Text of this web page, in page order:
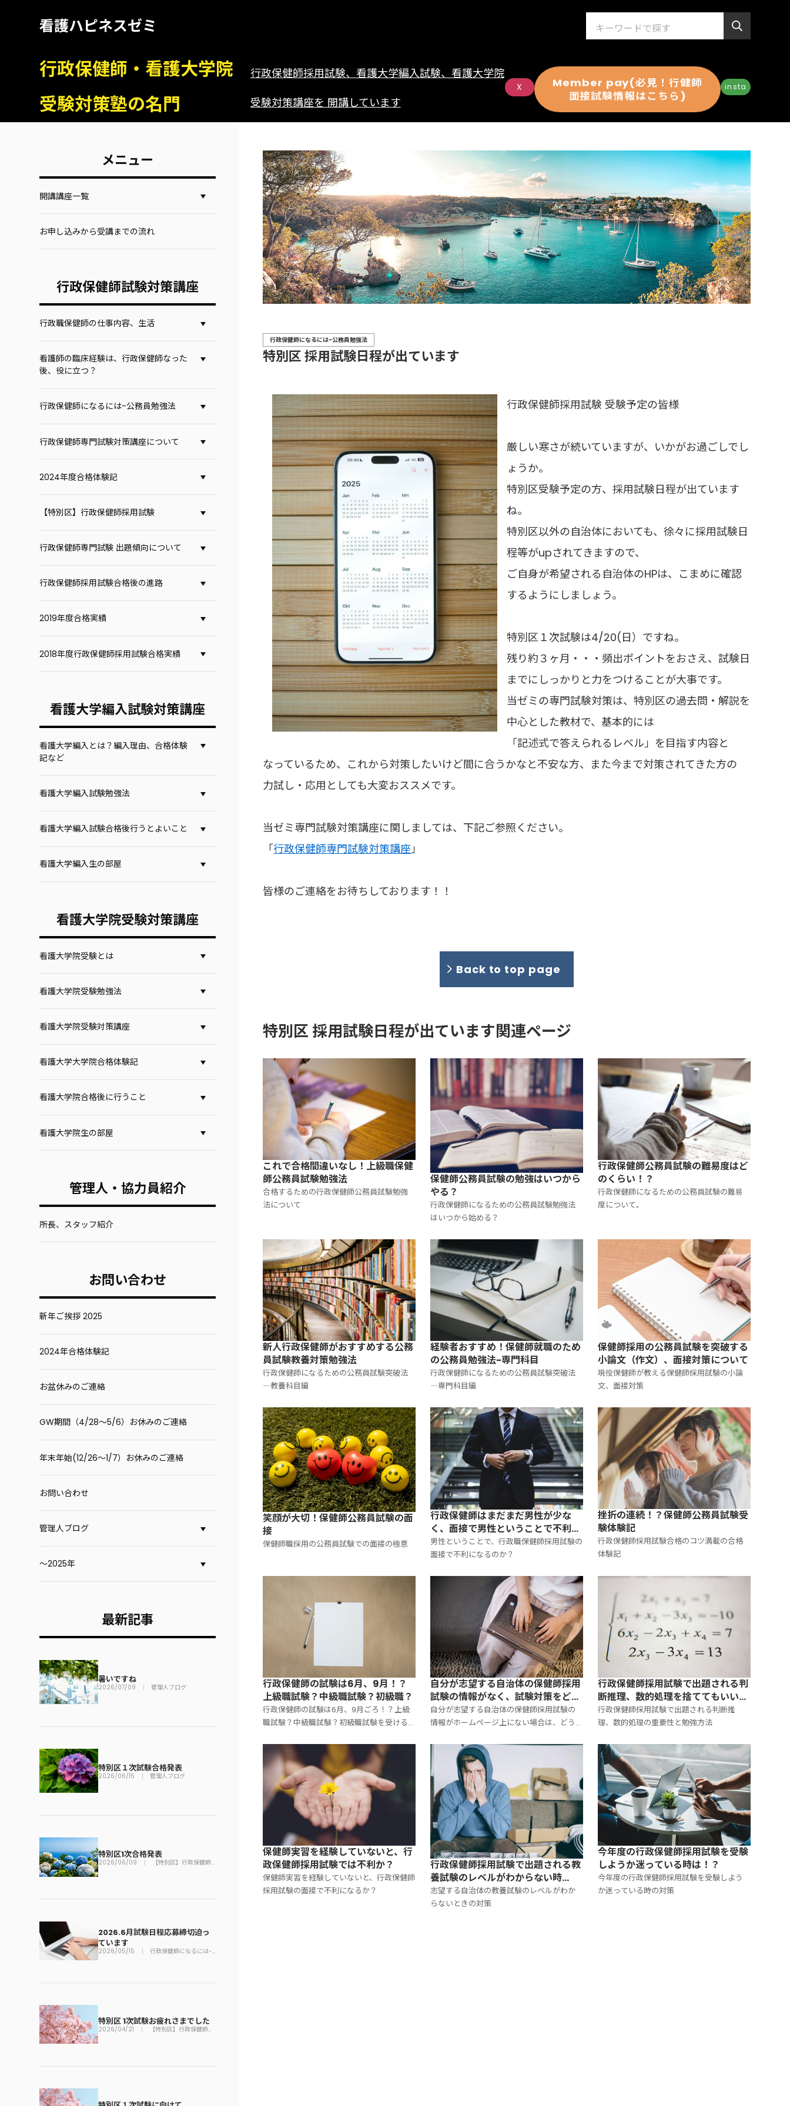
看護ハピネスゼミ
行政保健師・看護大学院
受験対策塾の名門
行政保健師採用試験、看護大学編入試験、看護大学院
受験対策講座を 開講しています
X
Member pay(必見！行健師
面接試験情報はこちら)
insta
特別区 採用試験日程が出ています
行政保健師になるには-公務員勉強法
行政保健師採用試験 受験予定の皆様
厳しい寒さが続いていますが、いかがお過ごしでし
ょうか。
特別区受験予定の方、採用試験日程が出ています
ね。
特別区以外の自治体においても、徐々に採用試験日
程等がupされてきますので、
ご自身が希望される自治体のHPは、こまめに確認
するようにしましょう。
特別区１次試験は4/20(日）ですね。
残り約３ヶ月・・・頻出ポイントをおさえ、試験日
までにしっかりと力をつけることが大事です。
当ゼミの専門試験対策は、特別区の過去問・解説を
中心とした教材で、基本的には
「記述式で答えられるレベル」を目指す内容と
なっているため、これから対策したいけど間に合うかなと不安な方、また今まで対策されてきた方の
力試し・応用としても大変おススメです。
当ゼミ専門試験対策講座に関しましては、下記ご参照ください。
「行政保健師専門試験対策講座」
皆様のご連絡をお待ちしております！！
Back to top page
特別区 採用試験日程が出ています関連ページ
これで合格間違いなし！上級職保健
師公務員試験勉強法
合格するための行政保健師公務員試験勉強
法について
保健師公務員試験の勉強はいつから
やる？
行政保健師になるための公務員試験勉強法
はいつから始める？
行政保健師公務員試験の難易度はど
のくらい！？
行政保健師になるための公務員試験の難易
度について。
新人行政保健師がおすすめする公務
員試験教養対策勉強法
行政保健師になるための公務員試験突破法
―教養科目編
経験者おすすめ！保健師就職のため
の公務員勉強法-専門科目
行政保健師になるための公務員試験突破法
―専門科目編
保健師採用の公務員試験を突破する
小論文（作文）、面接対策について
現役保健師が教える保健師採用試験の小論
文、面接対策
笑顔が大切！保健師公務員試験の面
接
保健師職採用の公務員試験での面接の極意
行政保健師はまだまだ男性が少な
く、面接で男性ということで不利に
なるのでは？
男性ということで、行政職保健師採用試験の
面接で不利になるのか？
挫折の連続！？保健師公務員試験受
験体験記
行政保健師採用試験合格のコツ満載の合格
体験記
行政保健師の試験は6月、9月！？
上級職試験？中級職試験？初級職？
行政保健師の試験は6月、9月ごろ！？上級
職試験？中級職試験？初級職試験を受ける
自分が志望する自治体の保健師採用
試験の情報がなく、試験対策をどう
すればいいか
自分が志望する自治体の保健師採用試験の
情報がホームページ上にない場合は、どう
行政保健師採用試験で出題される判
断推理、数的処理を捨ててもいい
か？
行政保健師採用試験で出題される判断推
理、数的処理の重要性と勉強方法
保健師実習を経験していないと、行
政保健師採用試験では不利か？
保健師実習を経験していないと、行政保健師
採用試験の面接で不利になるか？
行政保健師採用試験で出題される教
養試験のレベルがわからない時
は！？
志望する自治体の教養試験のレベルがわか
らないときの対策
今年度の行政保健師採用試験を受験
しようか迷っている時は！？
今年度の行政保健師採用試験を受験しよう
か迷っている時の対策
メニュー
開講講座一覧
お申し込みから受講までの流れ
行政保健師試験対策講座
行政職保健師の仕事内容、生活
看護師の臨床経験は、行政保健師なった
後、役に立つ？
行政保健師になるには-公務員勉強法
行政保健師専門試験対策講座について
2024年度合格体験記
【特別区】行政保健師採用試験
行政保健師専門試験 出題傾向について
行政保健師採用試験合格後の進路
2019年度合格実績
2018年度行政保健師採用試験合格実績
看護大学編入試験対策講座
看護大学編入とは？編入理由、合格体験
記など
看護大学編入試験勉強法
看護大学編入試験合格後行うとよいこと
看護大学編入生の部屋
看護大学院受験対策講座
看護大学院受験とは
看護大学院受験勉強法
看護大学院受験対策講座
看護大学大学院合格体験記
看護大学院合格後に行うこと
看護大学院生の部屋
管理人・協力員紹介
所長、スタッフ紹介
お問い合わせ
新年ご挨拶 2025
2024年合格体験記
お盆休みのご連絡
GW期間（4/28～5/6）お休みのご連絡
年末年始(12/26～1/7）お休みのご連絡
お問い合わせ
管理人ブログ
～2025年
最新記事
暑いですね
2026/07/09 管理人ブログ
特別区１次試験合格発表
2026/06/15 管理人ブログ
特別区1次合格発表
2026/06/09 【特別区】行政保健師
採用試験
2026.6月試験日程応募締切迫っ
ています
2026/05/15 行政保健師になるには-
公務員勉強法
特別区 1次試験お疲れさまでした
2026/04/21 【特別区】行政保健師採
用試験